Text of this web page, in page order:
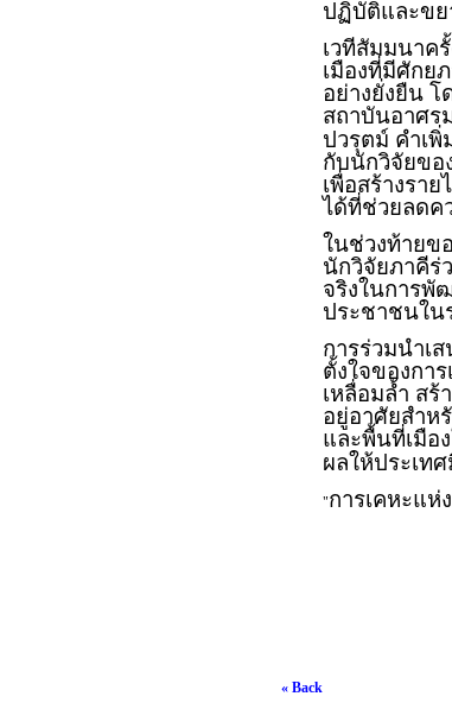
ปฏิบัติและขย
เวทีสัมมนาค
เมืองที่มีศักย
อย่างยั่งยืน
สถาบันอาศร
ปวรุตม์ คำเ
กับนักวิจัยขอ
เพื่อสร้างรา
ได้ที่ช่วยลดค
ในช่วงท้ายข
นักวิจัยภาคีร่
จริงในการพั
ประชาชนใน
การร่วมนำเ
ตั้งใจของกา
เหลื่อมล้ำ ส
อยู่อาศัยสำห
และพื้นที่เมือ
ผลให้ประเท
"การเคหะแ
« Back